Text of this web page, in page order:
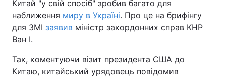
Китай "у свій спосіб" зробив багато для
наближення миру в Україні. Про це на брифінгу
для ЗМІ заявив міністр закордонних справ КНР
Ван І.
Так, коментуючи візит президента США до
Китаю, китайський урядовець повідомив